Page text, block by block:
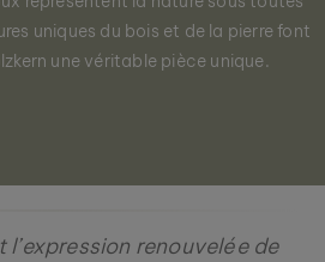
uniques du bois et de la pierre font
une véritable pièce unique.
l’expression renouvelée de